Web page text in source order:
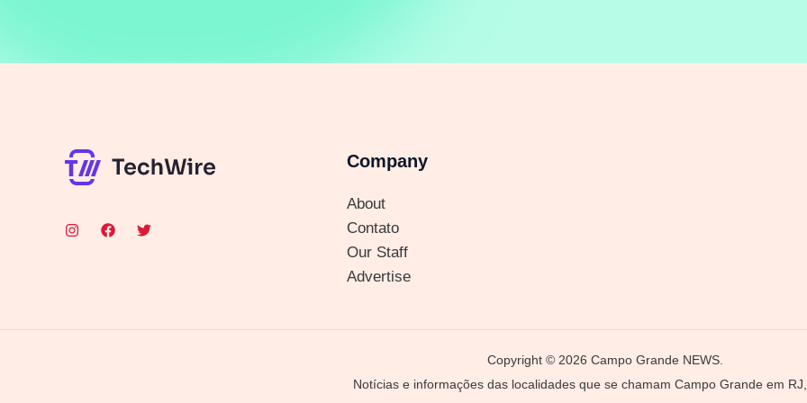
Company
About
Contato
Our Staff
Advertise
Copyright © 2026 Campo Grande NEWS.
Notícias e informações das localidades que se chamam Campo Grande em RJ,